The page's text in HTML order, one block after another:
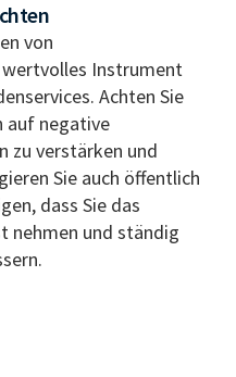
von
Instrument
Achten Sie
auf negative
zu verstärken und
Sie auch öffentlich
dass Sie das
nehmen und ständig